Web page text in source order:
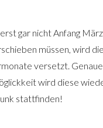
gar nicht Anfang
müssen, wird
versetzt.
wird diese
stattfinden!